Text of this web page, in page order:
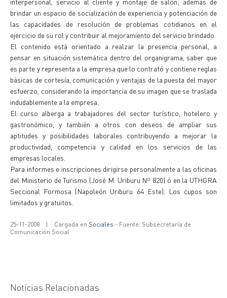
brindar un espacio de socialización de experiencia y potenciación de
las capacidades de resolución de problemas cotidianos en el
ejercicio de su rol y contribuir al mejoramiento del servicio brindado.
El contenido está orientado a realzar la presencia personal, a
pensar en situación sistemática dentro del organigrama, saber que
es parte y representa a la empresa que lo contrató y contiene reglas
básicas de cortesía, comunicación y ventajas de la puesta del mayor
esfuerzo, considerando la importancia de su imagen que se traslada
indudablemente a la empresa.
El curso alberga a trabajadores del sector turístico, hotelero y
gastronómico, y también a otros con deseos de ampliar sus
aptitudes y posibilidades laborales contribuyendo a mejorar la
productividad, competencia y calidad en los servicios de las
empresas locales.
Para informes e inscripciones dirigirse personalmente a las oficinas
del Ministerio de Turismo (José M. Uriburu Nº 820) ó en la UTHGRA
Seccional Formosa (Napoleón Uriburu 64 Este). Los cupos son
limitados y gratuitos.
25-11-2008 | Cargada en Sociales - Fuente: Subsecretaría de
Comunicación Social
Noticias Relacionadas